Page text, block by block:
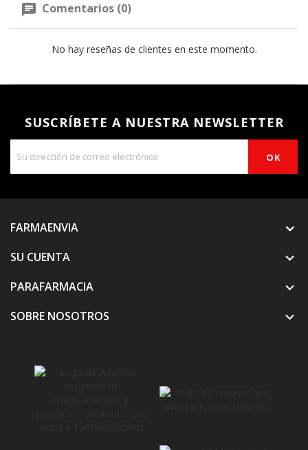
Comentarios (0)
No hay reseñas de clientes en este momento.
SUSCRÍBETE A NUESTRA NEWSLETTER
FARMAENVIA
SU CUENTA

PARAFARMACIA 
SOBRE NOSOTROS 